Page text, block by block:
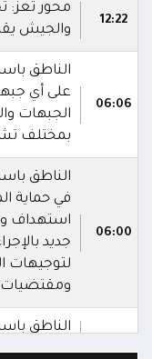
12:22
محور تعز:
والجيش
06:06
الناطق
على أي
الجبهات
بمختلف
06:00
الناطق
في حماية
استهداف
جديد
لتوجيهات
ومقتضيات
الناطق
وحدة